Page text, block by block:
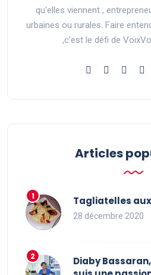
qu'elles viennent ,
urbaines ou rurales. Faire
,c'est le défi de
Articles
Tagliatelles
28 décembre 2020
Diaby Bassaran,